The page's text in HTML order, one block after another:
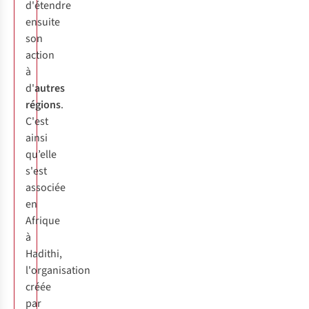
d'étendre
ensuite
son
action
à
d'autres
régions.
C'est
ainsi
qu’elle
s'est
associée
en
Afrique
à
Hadithi,
l'organisation
créée
par